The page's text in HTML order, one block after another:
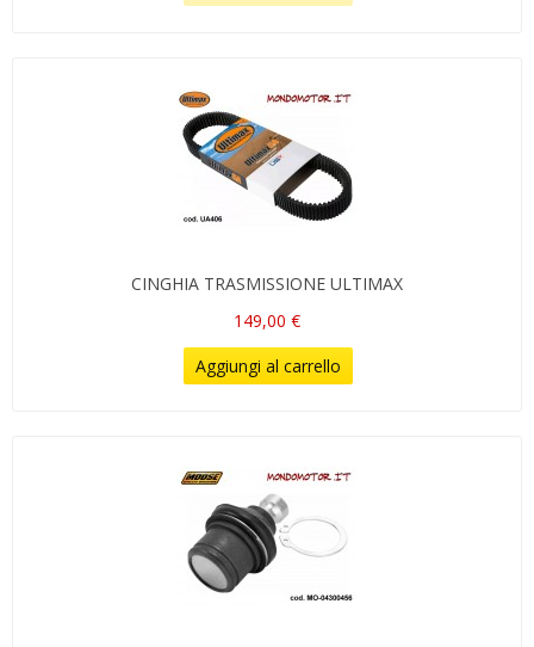
CINGHIA TRASMISSIONE ULTIMAX
149,00 €
Aggiungi al carrello